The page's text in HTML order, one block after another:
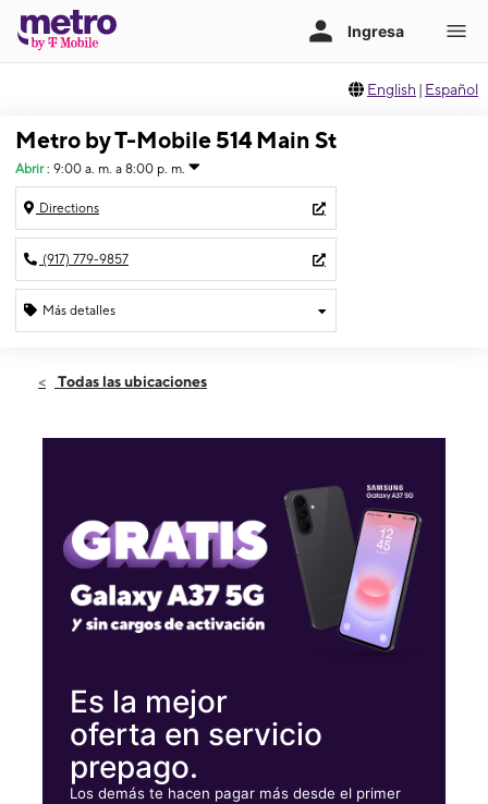
English | Español
Metro by T-Mobile 514 Main St
Abrir : 9:00 a. m. a 8:00 p. m.
Directions
(917) 779-9857
Más detalles
Viernes:9:00 a. m. a 8:00 p. m.
514 Main St New Rochelle, NY 10801
Todas las ubicaciones
Es la mejor
oferta en servicio
prepago.
Los demás te hacen pagar más desde el primer